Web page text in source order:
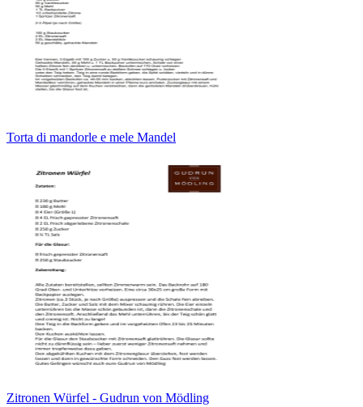
Torta di mandorle e mele Mandel
Zitronen Würfel - Gudrun von Mödling